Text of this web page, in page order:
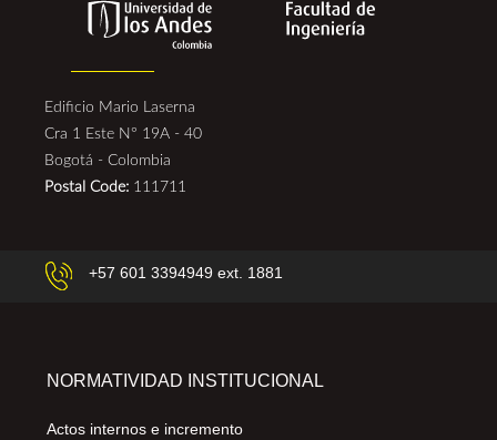
Edificio Mario Laserna
Cra 1 Este N° 19A - 40
Bogotá - Colombia
Postal Code: 111711
+57 601 3394949 ext. 1881
NORMATIVIDAD INSTITUCIONAL
Actos internos e incremento